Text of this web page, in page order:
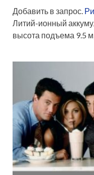
Добавить в запрос.
Литий-ионный
высота подъема 9.5